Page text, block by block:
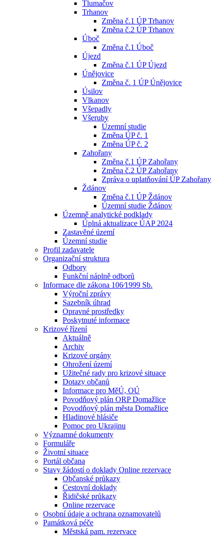
Tlumačov
Trhanov
Změna č.1 ÚP Trhanov
Změna č.2 ÚP Trhanov
Úboč
Změna č.1 Úboč
Újezd
Změna č.1 ÚP Újezd
Únějovice
Změna č. 1 ÚP Únějovice
Úsilov
Vlkanov
Všepadly
Všeruby
Územní studie
Změna ÚP č. 1
Změna ÚP č. 2
Zahořany
Změna č.1 ÚP Zahořany
Změna č.2 ÚP Zahořany
Zpráva o uplatňování ÚP Zahořany
Ždánov
Změna č.1 ÚP Ždánov
Územní studie Ždánov
Územně analytické podklady
Úplná aktualizace ÚAP 2024
Zastavěné území
Územní studie
Profil zadavatele
Organizační struktura
Odbory
Funkční náplně odborů
Informace dle zákona 106⁄1999 Sb.
Výroční zprávy
Sazebník úhrad
Opravné prostředky
Poskytnuté informace
Krizové řízení
Aktuálně
Archiv
Krizové orgány
Ohrožení území
Užitečné rady pro krizové situace
Dotazy občanů
Informace pro MěÚ, OÚ
Povodňový plán ORP Domažlice
Povodňový plán města Domažlice
Hladinové hlásiče
Pomoc pro Ukrajinu
Významné dokumenty
Formuláře
Životní situace
Portál občana
Stavy žádostí o doklady Online rezervace
Občanské průkazy
Cestovní doklady
Řidičské průkazy
Online rezervace
Osobní údaje a ochrana oznamovatelů
Památková péče
Městská pam. rezervace